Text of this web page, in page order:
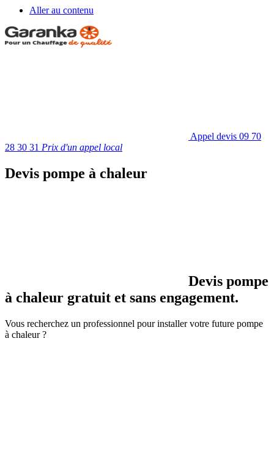
Aller au contenu
Appel devis 09 70
28 30 31 Prix d'un appel local
Devis pompe à chaleur
Devis pompe
à chaleur gratuit et sans engagement.
Vous recherchez un professionnel pour installer votre future pompe
à chaleur ?